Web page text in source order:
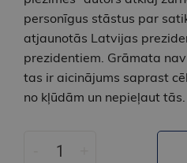
personīgus stāstus par
atjaunotās Latvijas
prezidentiem. Grāmata
tas ir aicinājums saprast
no kļūdām un nepieļaut tās.